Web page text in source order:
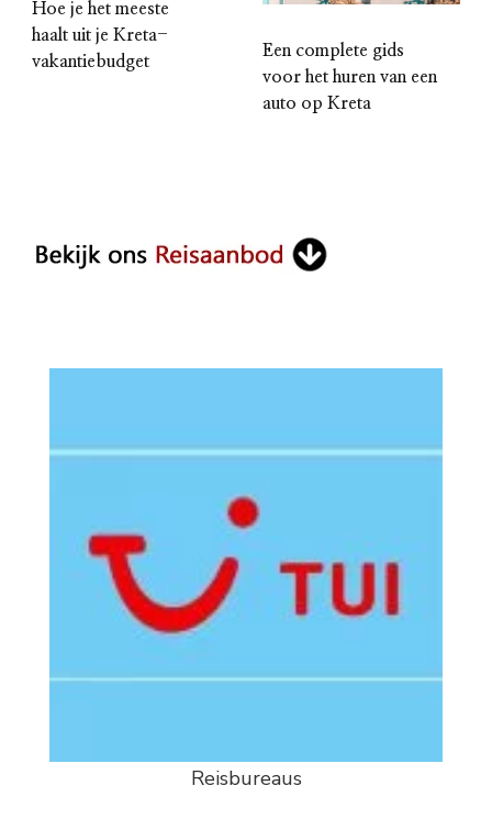
Hoe je het meeste
haalt uit je Kreta-
vakantiebudget
Een complete gids
voor het huren van een
auto op Kreta
Reisbureaus